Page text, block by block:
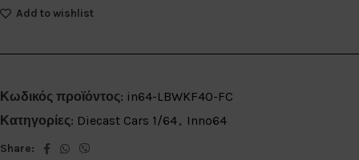
Add to wishlist
Κωδικός προϊόντος: in64-LBWKF40-FC
Κατηγορίες: Diecast Cars 1/64, Inno64
Share: